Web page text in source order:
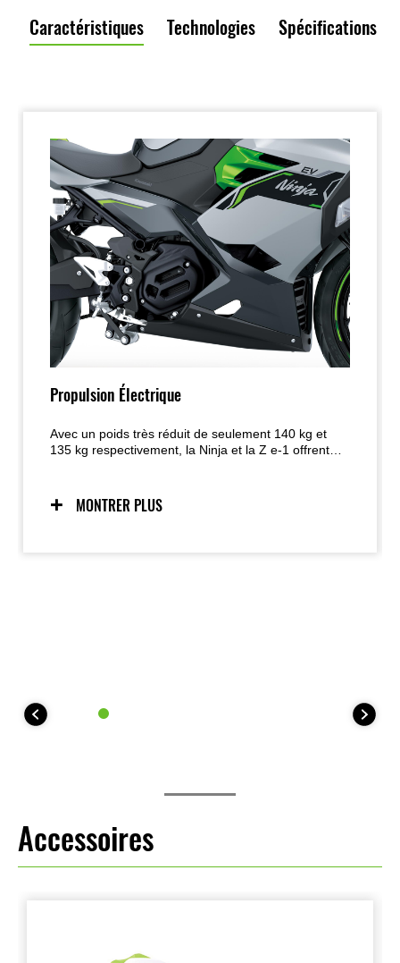
Caractéristiques Technologies Spécifications
Propulsion Électrique
Avec un poids très réduit de seulement 140 kg et
135 kg respectivement, la Ninja et la Z e-1 offrent
MONTRER PLUS
Accessoires